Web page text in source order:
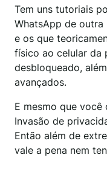
Tem uns tutoriais
WhatsApp de outra
e os que
físico ao celular da
desbloqueado,
avançados.
E mesmo que você
Invasão de
Então além de
vale a pena nem